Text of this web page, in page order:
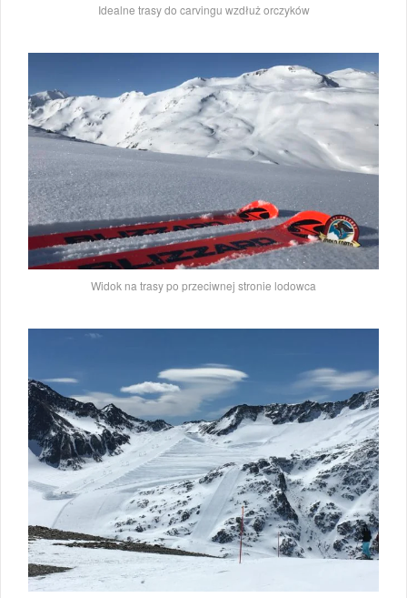
Idealne trasy do carvingu wzdłuż orczyków
Widok na trasy po przeciwnej stronie lodowca